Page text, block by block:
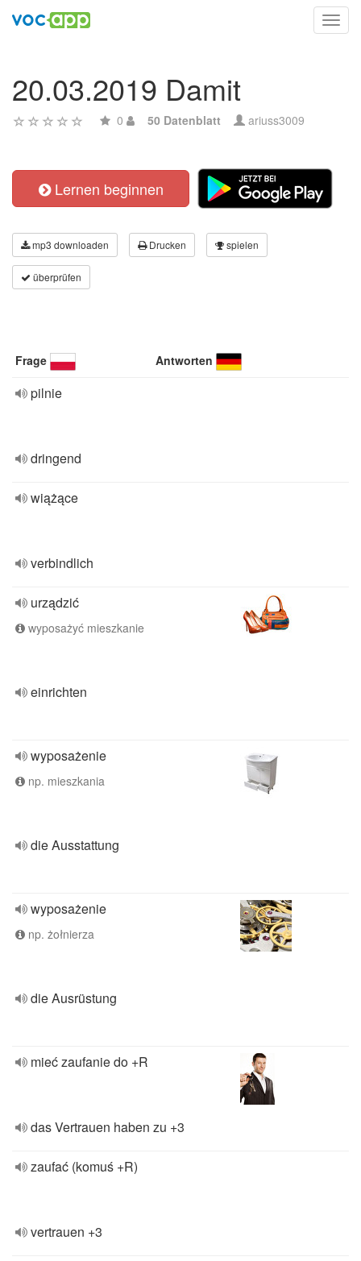
20.03.2019 Damit
0 50 Datenblatt ariuss3009
Lernen beginnen
mp3 downloaden Drucken spielen
überprüfen
Frage Antworten
pilnie
dringend
wiążące
verbindlich
urządzić
wyposażyć mieszkanie
einrichten
wyposażenie
np. mieszkania
die Ausstattung
wyposażenie
np. żołnierza
die Ausrüstung
mieć zaufanie do +R
das Vertrauen haben zu +3
zaufać (komuś +R)
vertrauen +3